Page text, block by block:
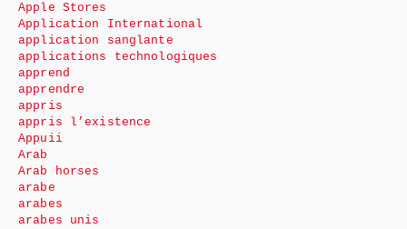
Apple Stores
Application International
application sanglante
applications technologiques
apprend
apprendre
appris
appris l’existence
Appuii
Arab
Arab horses
arabe
arabes
arabes unis